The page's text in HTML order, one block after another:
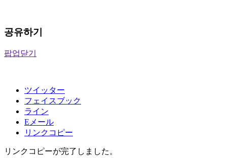
공유하기
팝업닫기
ツイッター
フェイスブック
ライン
Eメール
リンクコピー
リンクコピーが完了しました。